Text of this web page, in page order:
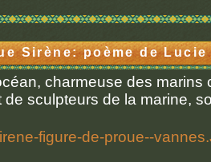
Sirène: poème de
charmeuse des marins
de sculpteurs de la marine,